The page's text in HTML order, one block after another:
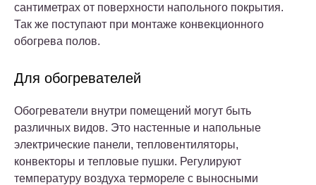
сантиметрах от поверхности напольного покрытия.
Так же поступают при монтаже конвекционного
обогрева полов.
Для обогревателей
Обогреватели внутри помещений могут быть
различных видов. Это настенные и напольные
электрические панели, тепловентиляторы,
конвекторы и тепловые пушки. Регулируют
температуру воздуха термореле с выносными